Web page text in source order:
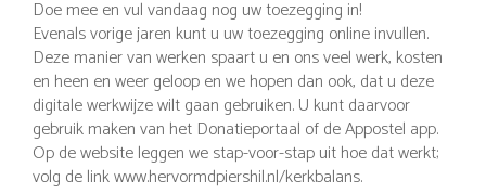
Doe mee en vul vandaag nog uw toezegging in!
Evenals vorige jaren kunt u uw toezegging online invullen.
Deze manier van werken spaart u en ons veel werk, kosten
en heen en weer geloop en we hopen dan ook, dat u deze
digitale werkwijze wilt gaan gebruiken. U kunt daarvoor
gebruik maken van het Donatieportaal of de Appostel app.
Op de website leggen we stap-voor-stap uit hoe dat werkt;
volg de link www.hervormdpiershil.nl/kerkbalans.